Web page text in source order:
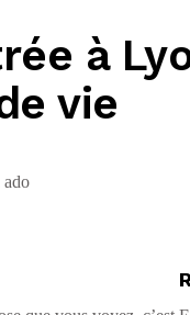
à
vie
ado